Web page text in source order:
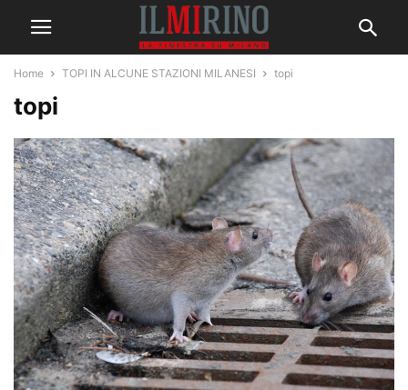
Home TOPI IN ALCUNE STAZIONI MILANESI topi
topi